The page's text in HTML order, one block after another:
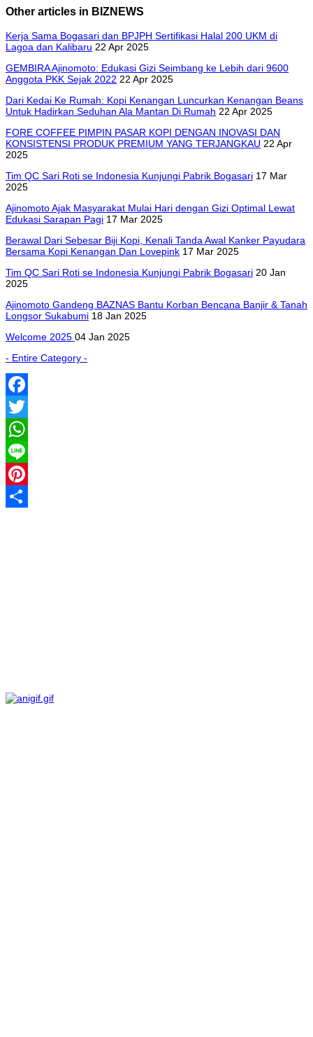
Other articles in BIZNEWS
Kerja Sama Bogasari dan BPJPH Sertifikasi Halal 200 UKM di
Lagoa dan Kalibaru 22 Apr 2025
GEMBIRA Ajinomoto: Edukasi Gizi Seimbang ke Lebih dari 9600
Anggota PKK Sejak 2022 22 Apr 2025
Dari Kedai Ke Rumah: Kopi Kenangan Luncurkan Kenangan Beans
Untuk Hadirkan Seduhan Ala Mantan Di Rumah 22 Apr 2025
FORE COFFEE PIMPIN PASAR KOPI DENGAN INOVASI DAN
KONSISTENSI PRODUK PREMIUM YANG TERJANGKAU 22 Apr
2025
Tim QC Sari Roti se Indonesia Kunjungi Pabrik Bogasari 17 Mar
2025
Ajinomoto Ajak Masyarakat Mulai Hari dengan Gizi Optimal Lewat
Edukasi Sarapan Pagi 17 Mar 2025
Berawal Dari Sebesar Biji Kopi, Kenali Tanda Awal Kanker Payudara
Bersama Kopi Kenangan Dan Lovepink 17 Mar 2025
Tim QC Sari Roti se Indonesia Kunjungi Pabrik Bogasari 20 Jan
2025
Ajinomoto Gandeng BAZNAS Bantu Korban Bencana Banjir & Tanah
Longsor Sukabumi 18 Jan 2025
Welcome 2025 04 Jan 2025
- Entire Category -
Facebook
Twitter
WhatsApp
Line
Pinterest